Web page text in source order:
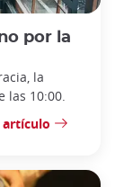
por la
la
las 10:00.
artículo